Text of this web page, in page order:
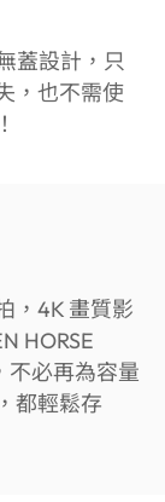
蓋設計，只
，也不需使
，4K 畫質影
HORSE
不必再為容量
都輕鬆存